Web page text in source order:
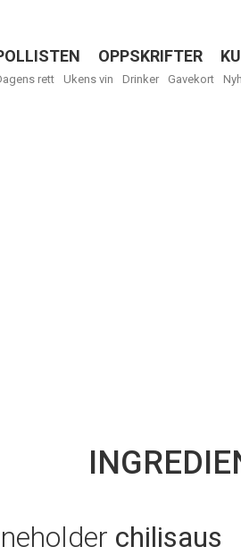
OPPSKRIFTER
rett Ukens vin Drinker Gavekort
chilisaus